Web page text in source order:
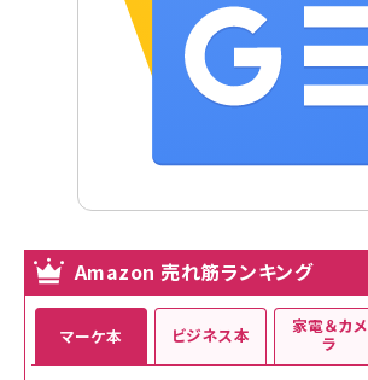
Amazon 売れ筋ランキング
マーケ本 ビジネス本 家電＆カメ
ラ